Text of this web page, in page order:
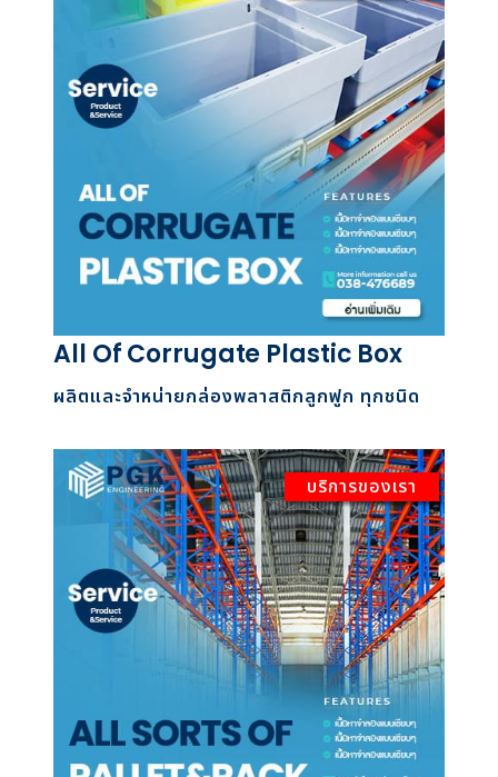
All Of Corrugate Plastic Box
ผลิตและจำหน่ายกล่องพลาสติกลูกฟูก ทุกชนิด
บริการของเรา